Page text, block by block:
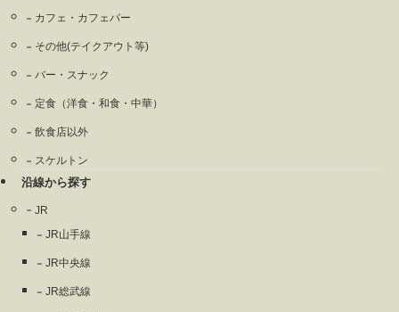
カフェ・カフェバー
その他(テイクアウト等)
バー・スナック
定食（洋食・和食・中華）
飲食店以外
スケルトン
沿線から探す
JR
JR山手線
JR中央線
JR総武線